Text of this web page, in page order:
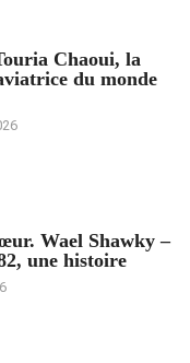
Chaoui, la
du monde
Wael Shawky –
une histoire